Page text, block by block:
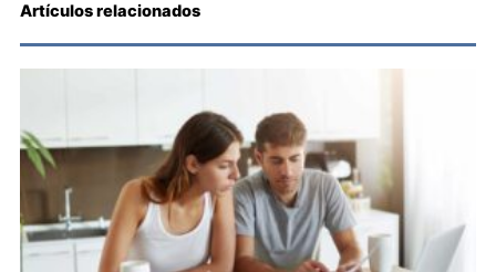
Artículos relacionados